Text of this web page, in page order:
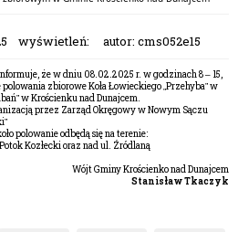
wyświetleń: autor: cms052e15
że w dniu 08.02.2025 r. w godzinach 8 – 15,
zbiorowe Koła Łowieckiego „Przehyba” w
w Krościenku nad Dunajcem.
przez Zarząd Okręgowy w Nowym Sączu
polowanie odbędą się na terenie:
Kozłecki oraz nad ul. Źródlaną
Krościenko nad Dunajcem
Stanisław Tkaczyk